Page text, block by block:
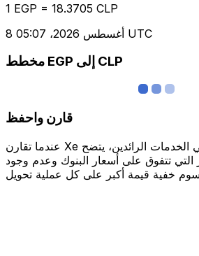
1 EGP = 18.3705 CLP
8 أغسطس 2026، 05:07 UTC
مخطط EGP إلى CLP
قارن واحفظ
عندما تقارن Xe بالبنوك الرائدة ومقدمي الخدمات الرائدين، يتضح
التي تتفوق على أسعار البنوك وعدم وجود